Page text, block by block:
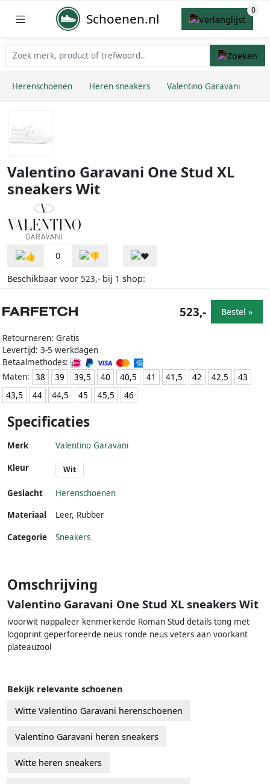
Schoenen.nl
Herenschoenen Heren sneakers Valentino Garavani
Valentino Garavani One Stud XL
sneakers Wit
0
Beschikbaar voor 523,- bij 1 shop:
Retourneren: Gratis
Levertijd: 3-5 werkdagen
Betaalmethodes:
Maten:
38 39 39,5 40 40,5 41 41,5 42 42,5
43
43,5
44 44,5 45 45,5 46
523,- Bestel »
Specificaties
Merk Valentino Garavani
Kleur Wit
Geslacht
Herenschoenen
Materiaal
Leer, Rubber
Categorie Sneakers
Omschrijving
Valentino Garavani One Stud XL sneakers Wit
ivoorwit nappaleer kenmerkende Roman Stud details tong met
logoprint geperforeerde neus ronde neus veters aan voorkant
plateauzool
Bekijk relevante schoenen
Witte Valentino Garavani herenschoenen
Valentino Garavani heren sneakers
Witte heren sneakers